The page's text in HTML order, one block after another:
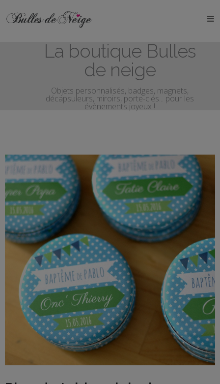
La boutique Bulles
de neige
Objets personnalisés, badges, magnets,
décapsuleurs, miroirs, porte-clés... pour les
évènements joyeux !
ÉVÉNEMENTS
Anniversaires
Communions
Naissances
OBJETS
BOUTIQUE
Objets
personnalisés
Annonce
Grossesse
Cadeaux